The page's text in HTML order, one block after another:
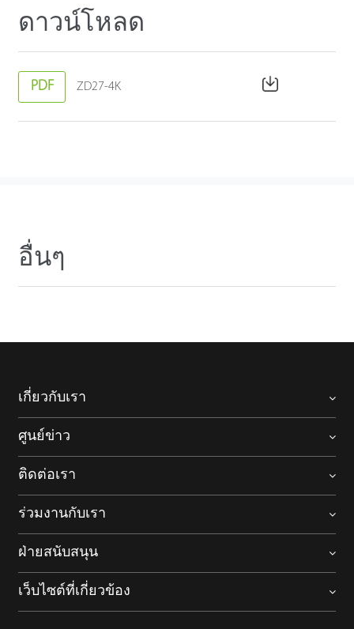
ดาวน์โหลด
PDF ZD27-4K
อื่นๆ
เกี่ยวกับเรา
ศูนย์ข่าว
ติดต่อเรา
ร่วมงานกับเรา
ฝ่ายสนับสนุน
เว็บไซต์ที่เกี่ยวข้อง